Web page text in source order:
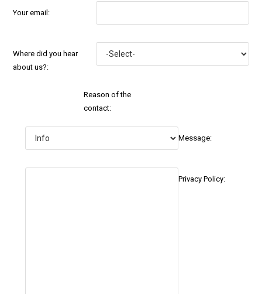
Your email:
Where did you hear
about us?:
Reason of the
contact:
Message:
Privacy Policy: